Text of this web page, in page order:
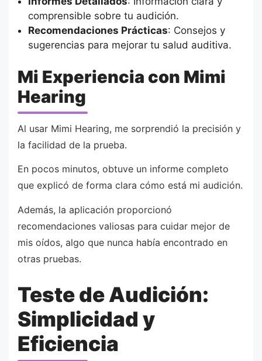
comprensible sobre tu audición.
Recomendaciones Prácticas: Consejos y
sugerencias para mejorar tu salud auditiva.
Mi Experiencia con Mimi
Hearing
Al usar Mimi Hearing, me sorprendió la precisión y
la facilidad de la prueba.
En pocos minutos, obtuve un informe completo
que explicó de forma clara cómo está mi audición.
Además, la aplicación proporcionó
recomendaciones valiosas para cuidar mejor de
mis oídos, algo que nunca había encontrado en
otras pruebas.
Teste de Audición:
Simplicidad y
Eficiencia